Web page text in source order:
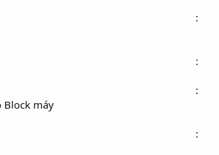
:​
:​
:​
Block máy
:​